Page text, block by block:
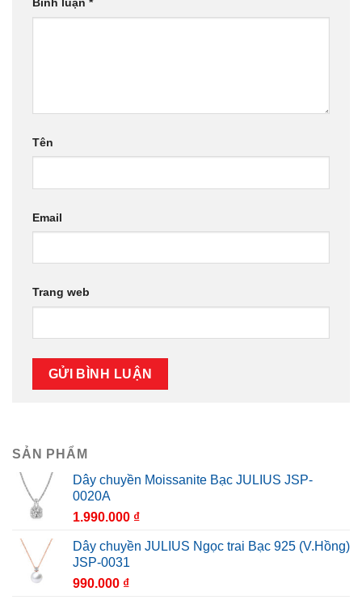
Tên
Email
Trang web
SẢN PHẨM
Dây chuyền Moissanite Bạc JULIUS JSP-
0020A
1.990.000 ₫
Dây chuyền JULIUS Ngọc trai Bạc 925 (V.Hồng)
JSP-0031
990.000 ₫